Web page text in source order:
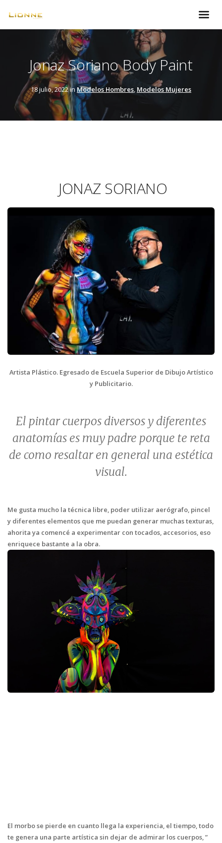
Jonaz Soriano Body Paint
18 julio, 2022 in Modelos Hombres, Modelos Mujeres
JONAZ SORIANO
Artista Plástico. Egresado de Escuela Superior de Dibujo Artístico
y Publicitario.
El pintar cuerpos diversos y diferentes
anatomías es muy padre porque te reta
de como resaltar en general una estética
visual.
Me gusta mucho la técnica libre, poder utilizar aerógrafo, pincel
y diferentes elementos que me puedan generar muchas texturas,
ahorita ya comencé a experimentar con tocados, accesorios, eso
enriquece bastante a la obra.
El morbo se pierde en cuanto llega la experiencia, el tiempo, todo
te genera una parte artística sin dejar de admirar los cuerpos, ”